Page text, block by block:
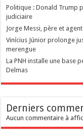
Politique : Donald Trump
judiciaire
Jorge Messi, père et
Vinícius Júnior prolonge
merengue
La PNH installe une base
Delmas
Derniers
Aucun commentaire à